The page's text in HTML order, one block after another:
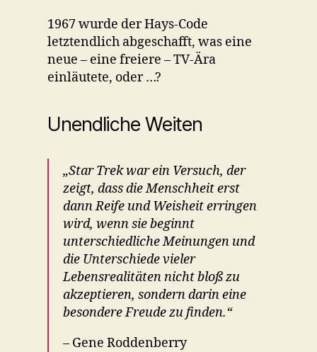
1967 wurde der Hays-Code
letztendlich abgeschafft, was eine
neue – eine freiere – TV-Ära
einläutete, oder …?
Unendliche Weiten
„Star Trek war ein Versuch, der
zeigt, dass die Menschheit erst
dann Reife und Weisheit erringen
wird, wenn sie beginnt
unterschiedliche Meinungen und
die Unterschiede vieler
Lebensrealitäten nicht bloß zu
akzeptieren, sondern darin eine
besondere Freude zu finden.“
– Gene Roddenberry